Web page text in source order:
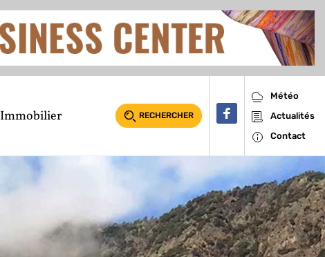
Immobilier RECHERCHER
Météo
Actualités
Contact